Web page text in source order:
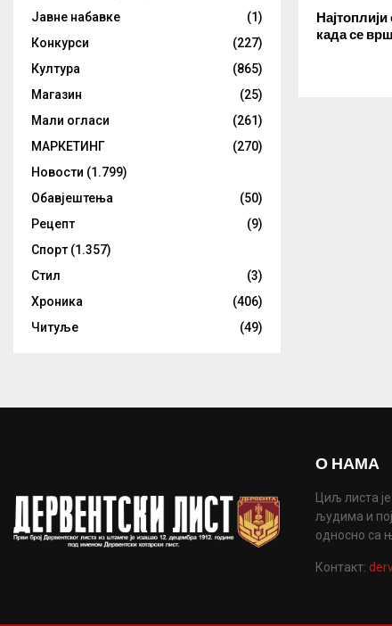
када се
Јавне набавке
(1)
Конкурси
(227)
Култура
(865)
Магазин
(25)
Мали огласи
(261)
МАРКЕТИНГ
(270)
Новости (1.799)
Обавјештења
(50)
Рецепт
(9)
Спорт (1.357)
Стил
(3)
Хроника
(406)
Читуље
(49)
О НАМА
Циљ листа
људима и
односно са
Контакт: